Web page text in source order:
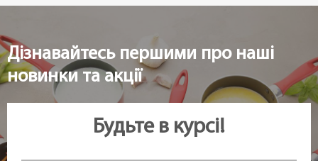
Дізнавайтесь першими про наші
новинки та акції
Будьте в курсі!